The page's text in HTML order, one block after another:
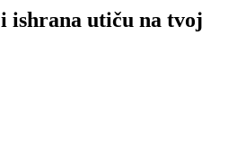
ishrana utiču na tvoj